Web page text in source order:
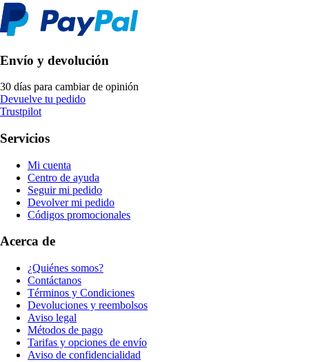
Envío y devolución
30 días para cambiar de opinión
Devuelve tu pedido
Trustpilot
Servicios
Mi cuenta
Centro de ayuda
Seguir mi pedido
Devolver mi pedido
Códigos promocionales
Acerca de
¿Quiénes somos?
Contáctanos
Términos y Condiciones
Devoluciones y reembolsos
Aviso legal
Métodos de pago
Tarifas y opciones de envío
Aviso de confidencialidad